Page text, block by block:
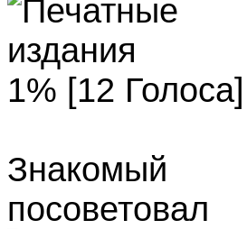
1% [12 Голоса]
Знакомый
посоветовал